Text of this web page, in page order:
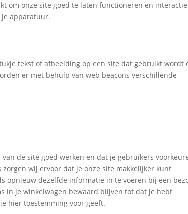
om onze site goed te laten functioneren en
je apparatuur.
tekst of afbeelding op een site dat gebruikt wordt
er met behulp van web beacons verschillende
de site goed werken en dat je gebruikers
wij ervoor dat je onze site makkelijker kunt
opnieuw dezelfde informatie in te voeren bij een
in je winkelwagen bewaard blijven tot dat je hebt
hier toestemming voor geeft.